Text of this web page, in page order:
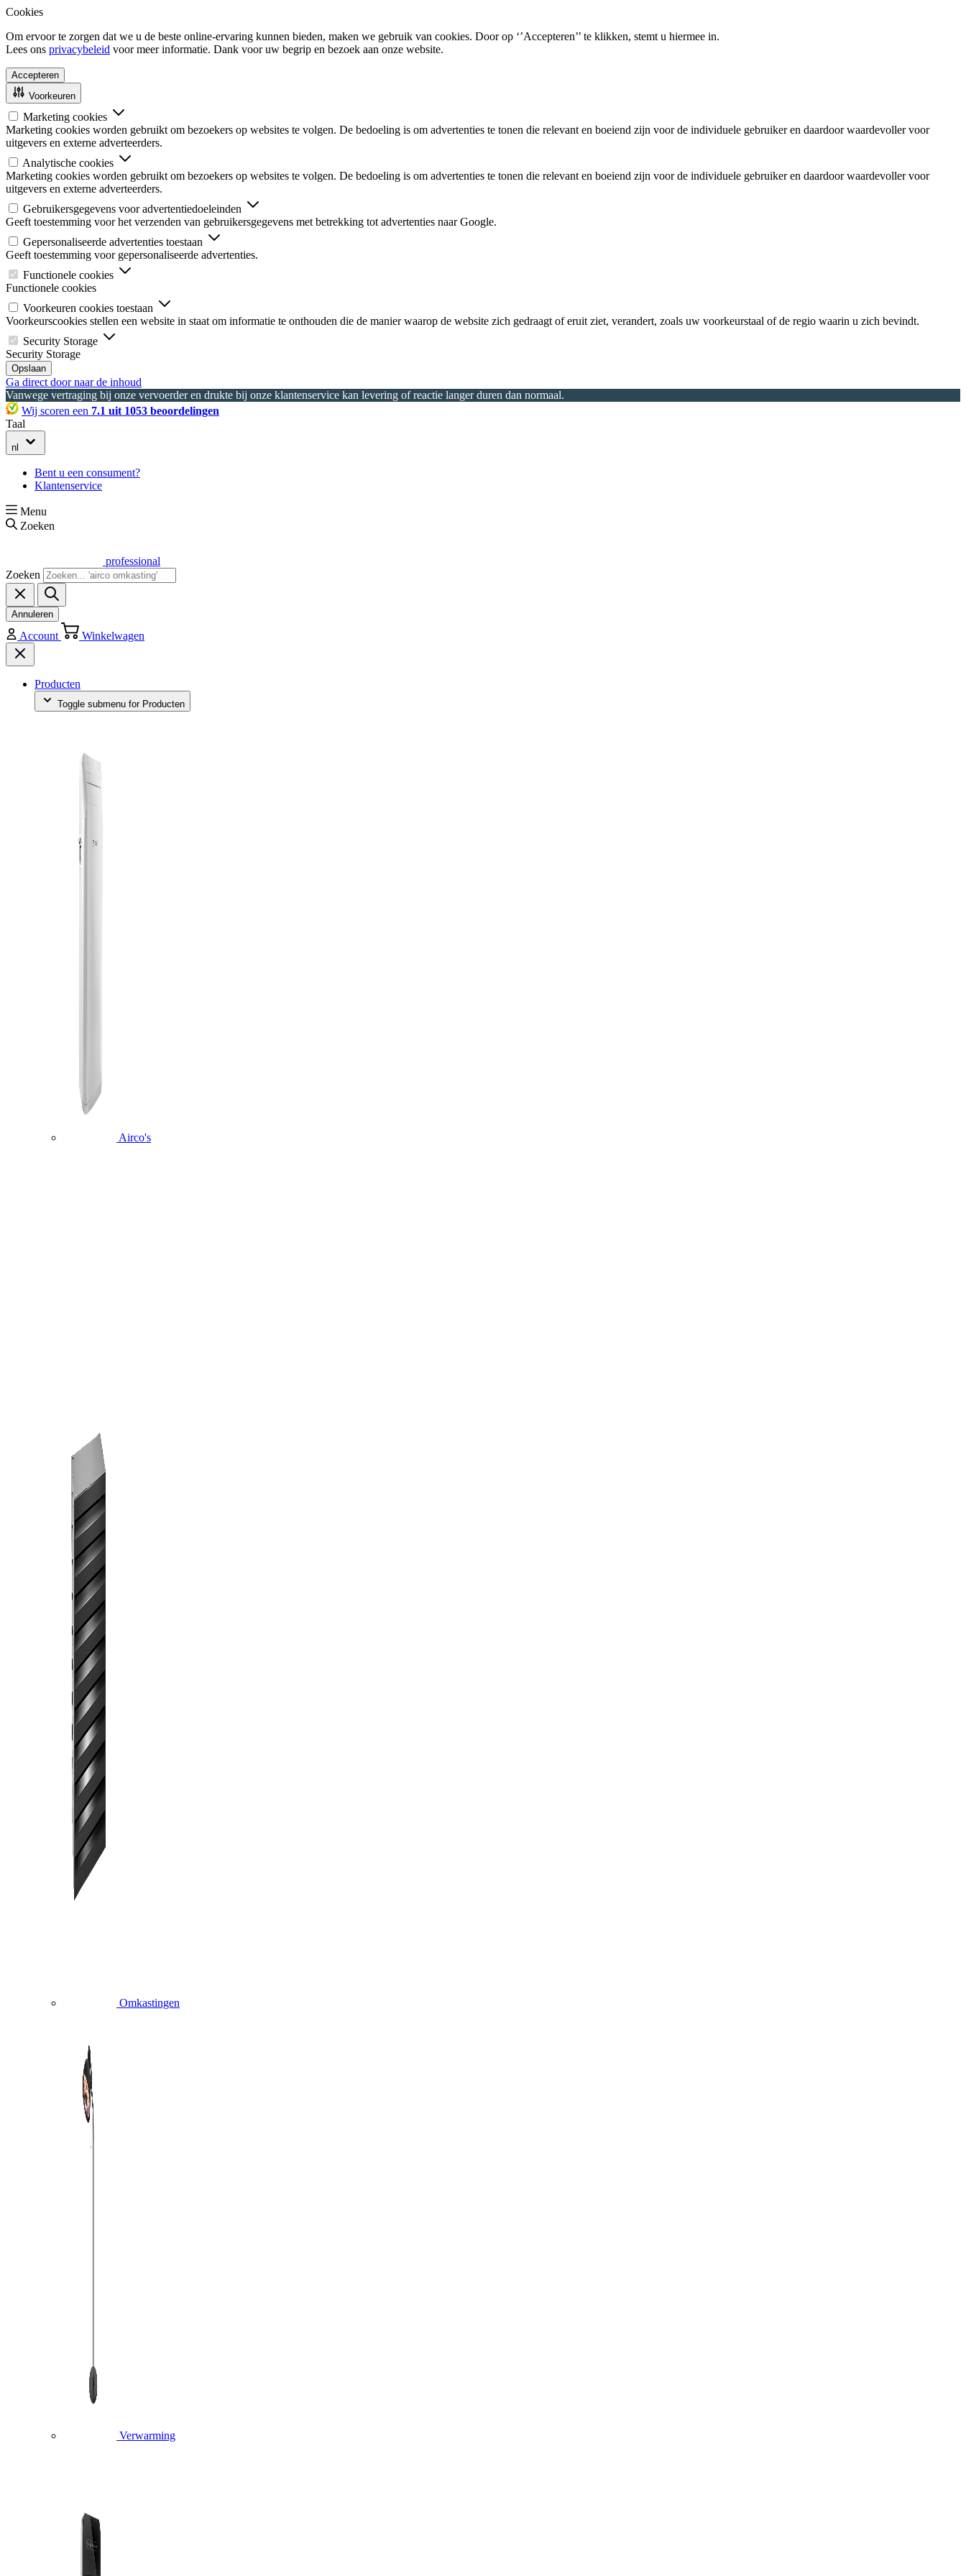
Cookies
Om ervoor te zorgen dat we u de beste online-ervaring kunnen bieden, maken we gebruik van cookies. Door op ‘’Accepteren’’ te klikken, stemt u hiermee in.
Lees ons privacybeleid voor meer informatie. Dank voor uw begrip en bezoek aan onze website.
Accepteren
Voorkeuren
Marketing cookies
Marketing cookies worden gebruikt om bezoekers op websites te volgen. De bedoeling is om advertenties te tonen die relevant en boeiend zijn voor de individuele gebruiker en daardoor waardevoller voor
uitgevers en externe adverteerders.
Analytische cookies
Marketing cookies worden gebruikt om bezoekers op websites te volgen. De bedoeling is om advertenties te tonen die relevant en boeiend zijn voor de individuele gebruiker en daardoor waardevoller voor
uitgevers en externe adverteerders.
Gebruikersgegevens voor advertentiedoeleinden
Geeft toestemming voor het verzenden van gebruikersgegevens met betrekking tot advertenties naar Google.
Gepersonaliseerde advertenties toestaan
Geeft toestemming voor gepersonaliseerde advertenties.
Functionele cookies
Functionele cookies
Voorkeuren cookies toestaan
Voorkeurscookies stellen een website in staat om informatie te onthouden die de manier waarop de website zich gedraagt of eruit ziet, verandert, zoals uw voorkeurstaal of de regio waarin u zich bevindt.
Security Storage
Security Storage
Opslaan
Ga direct door naar de inhoud
Vanwege vertraging bij onze vervoerder en drukte bij onze klantenservice kan levering of reactie langer duren dan normaal.
Wij scoren een 7.1 uit 1053 beoordelingen
Taal
nl
Bent u een consument?
Klantenservice
Menu
Zoeken
professional
Zoeken
Annuleren
Account Winkelwagen
Producten
Toggle submenu for Producten
Airco's
Omkastingen
Verwarming